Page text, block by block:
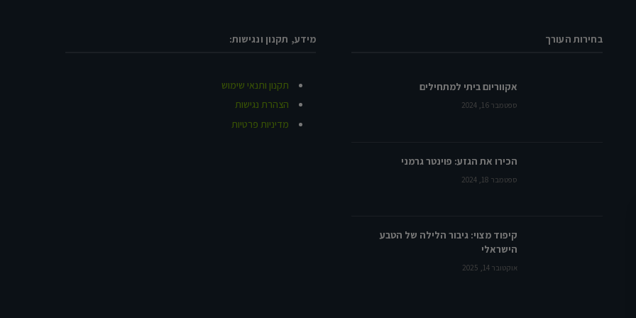
בחירות העורך
אקווריום ביתי למתחילים
ספטמבר 16, 2024
הכירו את הגזע: פוינטר גרמני
ספטמבר 18, 2024
קיפוד מצוי: גיבור הלילה של הטבע
הישראלי
אוקטובר 14, 2025
מידע, תקנון ונגישות:
תקנון ותנאי שימוש
הצהרת נגישות
מדיניות פרטיות